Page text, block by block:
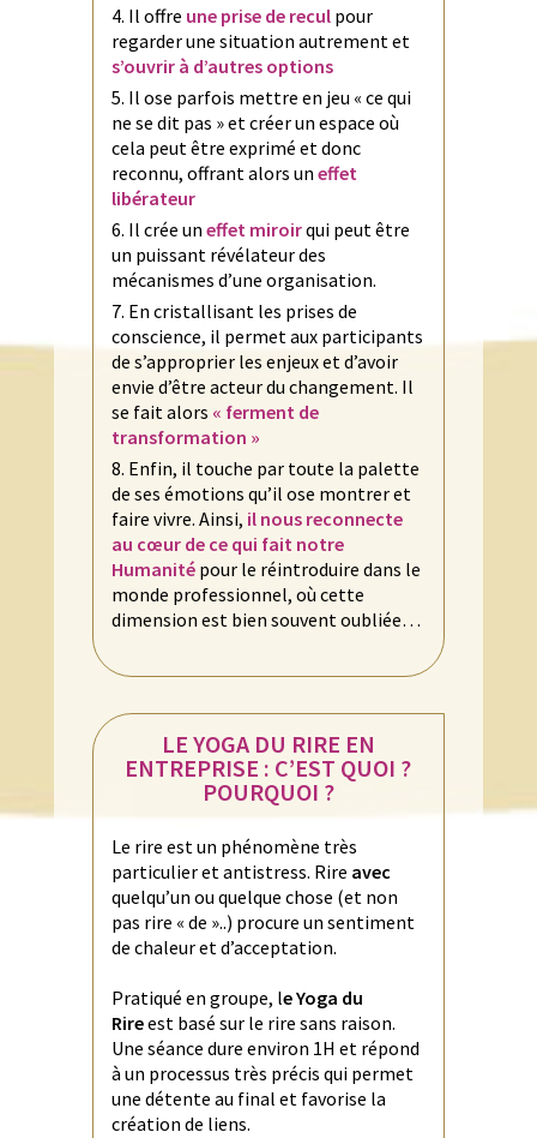
Il offre une prise de reculpour
regarder une situation autrement et
s’ouvrir à d’autres options
Il ose parfois mettre en jeu « ce qui
ne se dit pas » et créer un espace où
cela peut être exprimé et donc
reconnu, offrant alors un effet
libérateur
Il crée un effet miroirqui peut être
un puissant révélateur des
mécanismes d’une organisation.
En cristallisant les prises de
conscience, il permet aux participants
de s’approprier les enjeux et d’avoir
envie d’être acteur du changement. Il
se fait alors « ferment de
transformation »
Enfin, il touche par toute la palette
de ses émotions qu’il ose montrer et
faire vivre. Ainsi, il nous reconnecte
au cœur de ce qui fait notre
Humanitépour le réintroduire dans le
monde professionnel, où cette
dimension est bien souvent oubliée…
LE YOGA DU RIRE EN
ENTREPRISE : C’EST QUOI ?
POURQUOI ?
Le rire est un phénomène très
particulier et antistress. Rire avec
quelqu’un ou quelque chose (et non
pas rire « de »..) procure un sentiment
de chaleur et d’acceptation.
Pratiqué en groupe, le Yoga du
Rireest basé sur le rire sans raison.
Une séance dure environ 1H et répond
à un processus très précis qui permet
une détente au final et favorise la
création de liens.